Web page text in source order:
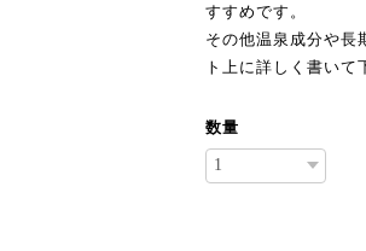
すすめです。
その他温泉成分や長
ト上に詳しく書いて
数量